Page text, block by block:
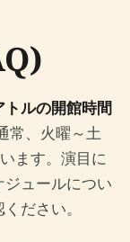
ルの開館時間
常、火曜～土
ます。演目に
ュールについ
ださい。